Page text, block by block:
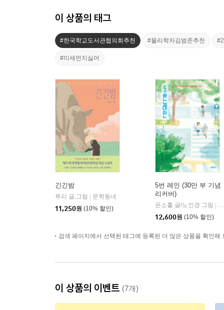
이 상품의 태그
#한국학교도서관협의회추천 #물리학자김범준추천
#미세먼지싫어
긴긴밤
루리 글,그림
문학동네
11,250원 (10% 할인)
5번 레인 (30만 부 기념
리커버)
은소홀 글/노인경 그림
12,600원 (10% 할인)
검색 페이지에서 선택된 태그에 등록된 더 많은 상품을 확인해
이 상품의 이벤트 (7개)